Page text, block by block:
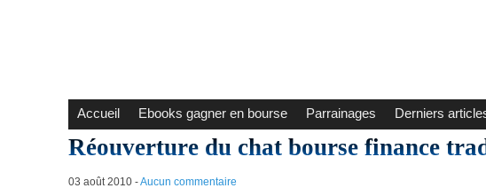
Accueil Ebooks gagner en bourse Parrainages Derniers
Réouverture du chat bourse finance
03 août 2010-Aucun commentaire